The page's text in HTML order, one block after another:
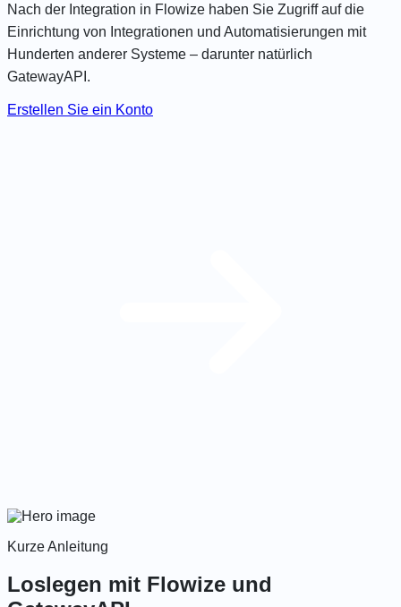
Nach der Integration in Flowize haben Sie Zugriff auf die
Einrichtung von Integrationen und Automatisierungen mit
Hunderten anderer Systeme – darunter natürlich
GatewayAPI.
Erstellen Sie ein Konto
Kurze Anleitung
Loslegen mit Flowize und